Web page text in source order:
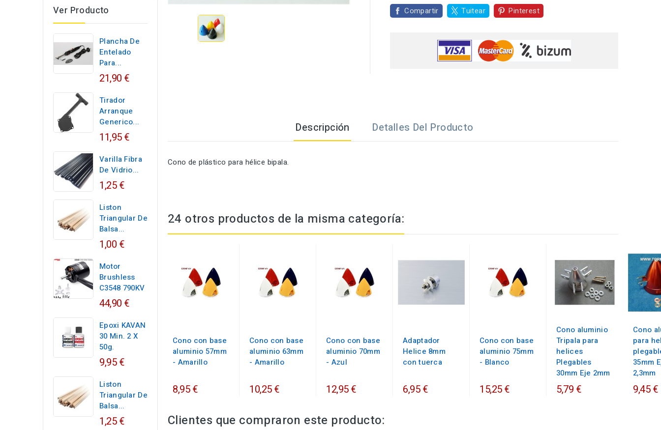
Ver Producto
Plancha De
Entelado
Para...
21,90 €
Tirador
Arranque
Generico...
11,95 €
Varilla Fibra
De Vidrio...
1,25 €
Liston
Triangular De
Balsa...
1,00 €
Motor
Brushless
C3548 790KV
44,90 €
Epoxi KAVAN
30 Min. 2 X
50g.
9,95 €
Liston
Triangular De
Balsa...
1,25 €
Compartir Tuitear Pinterest
Descripción Detalles Del Producto
Cono de plástico para hélice bipala.
24 otros productos de la misma categoría:
Cono con base
aluminio 57mm
- Amarillo
8,95 €
Cono con base
aluminio 63mm
- Amarillo
10,25 €
Cono con base
aluminio 70mm
- Azul
12,95 €
Adaptador
Helice 8mm
con tuerca
6,95 €
Cono con base
aluminio 75mm
- Blanco
15,25 €
Cono aluminio
Tripala para
helices
Plegables
30mm Eje 2mm
5,79 €
Cono
para
35mm
2,3mm
9,45 €
Clientes que compraron este producto: